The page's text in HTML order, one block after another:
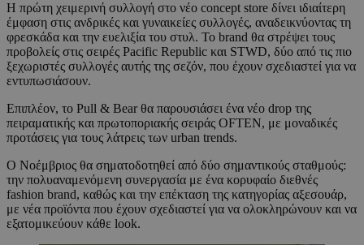
Η πρώτη χειμερινή συλλογή στο νέο concept store δίνει ιδιαίτερη
έμφαση στις ανδρικές και γυναικείες συλλογές, αναδεικνύοντας τη
φρεσκάδα και την ευελιξία του στυλ. Το brand θα στρέψει τους
προβολείς στις σειρές Pacific Republic και STWD, δύο από τις πιο
ξεχωριστές συλλογές αυτής της σεζόν, που έχουν σχεδιαστεί για να
εντυπωσιάσουν.
Επιπλέον, το Pull & Bear θα παρουσιάσει ένα νέο drop της
πειραματικής και πρωτοποριακής σειράς OFTEN, με μοναδικές
προτάσεις για τους λάτρεις των urban trends.
Ο Νοέμβριος θα σηματοδοτηθεί από δύο σημαντικούς σταθμούς:
την πολυαναμενόμενη συνεργασία με ένα κορυφαίο διεθνές
fashion brand, καθώς και την επέκταση της κατηγορίας αξεσουάρ,
με νέα προϊόντα που έχουν σχεδιαστεί για να ολοκληρώνουν και να
εξατομικεύουν κάθε look.